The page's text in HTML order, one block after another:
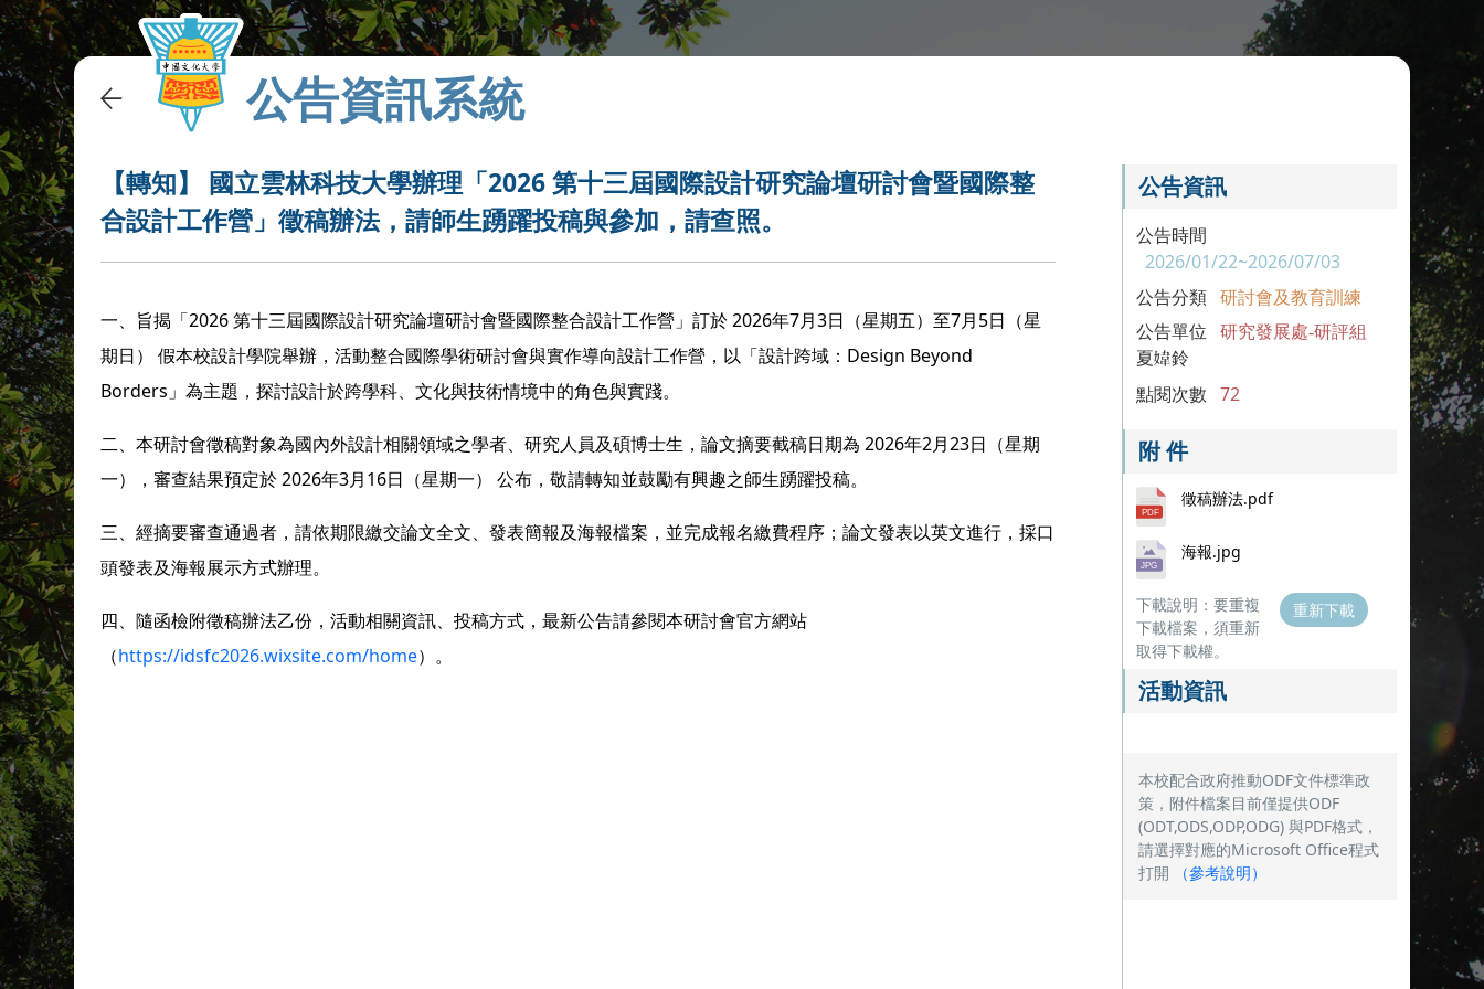
公告資訊系統
【轉知】 國立雲林科技大學辦理「2026 第十三屆國際設計研究論壇研討會暨國際整
合設計工作營」徵稿辦法，請師生踴躍投稿與參加，請查照。
一、旨揭「2026第十三屆國際設計研究論壇研討會暨國際整合設計工作營」訂於2026年7月3日（星期五）至7月5日（星
期日）
假本校設計學院舉辦，活動整合國際學術研討會與實作導向設計工作營，以「設計跨域： Design Beyond
Borders 」為主題，探討設計於跨學科、文化與技術情境中的角色與實踐。
二、本研討會徵稿對象為國內外設計相關領域之學者、研究人員及碩博士生，論文摘要截稿日期為 2026年2月23日（星期
一），審查結果預定於2026年3月16日（星期一） 公布，敬請轉知並鼓勵有興趣之師生踴躍投稿。
三、經摘要審查通過者，請依期限繳交論文全文、發表簡報及海報檔案，並完成報名繳費程序；論文發表以英文進行，採口
頭發表及海報展示方式辦理。
四、隨函檢附徵稿辦法乙份，活動相關資訊、投稿方式，最新公告請參閱本研討會官方網站
（https://idsfc2026.wixsite.com/home）。
公告資訊
公告時間
2026/01/22~2026/07/03
公告分類 研討會及教育訓練
公告單位
研究發展處-研評組
夏鈴
點閱次數 72
附 件
徵稿辦法.pdf
海報.jpg
下載說明：要重複
下載檔案，須重新
取得下載權。
重新下載
活動資訊
本校配合政府推動ODF文件標準政
策，附件檔案目前僅提供ODF
(ODT,ODS,ODP,ODG) 與PDF格式，
請選擇對應的Microsoft Office程式
打開
（參考說明）